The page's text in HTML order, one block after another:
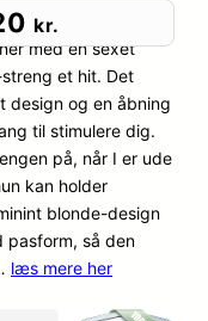
kr.
e
n
a
k
t
med en sexet
et hit. Det
og en åbning
til stimulere dig.
på, når I er ude
kan holder
blonde-design
så den
læs mere her